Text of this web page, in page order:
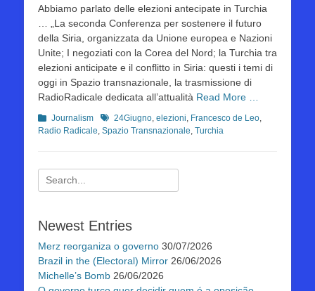
Abbiamo parlato delle elezioni antecipate in Turchia
… „La seconda Conferenza per sostenere il futuro
della Siria, organizzata da Unione europea e Nazioni
Unite; I negoziati con la Corea del Nord; la Turchia tra
elezioni anticipate e il conflitto in Siria: questi i temi di
oggi in Spazio transnazionale, la trasmissione di
RadioRadicale dedicata all’attualità Read More …
Kategorien
Journalism Schlagworte
24Giugno, elezioni, Francesco de Leo,
Radio Radicale, Spazio Transnazionale, Turchia
Suchen
nach:
Newest Entries
Merz reorganiza o governo 30/07/2026
Brazil in the (Electoral) Mirror 26/06/2026
Michelle’s Bomb 26/06/2026